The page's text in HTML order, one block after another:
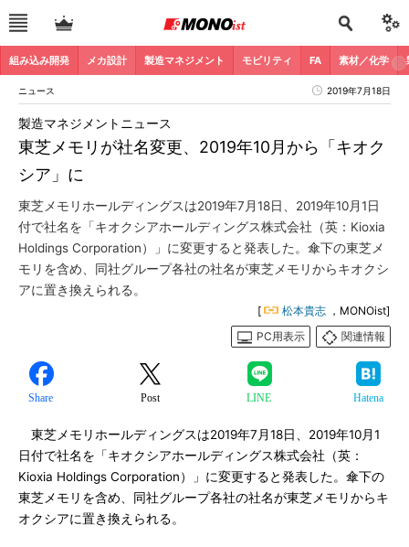
組み込み開発 メカ設計 製造マネジメント モビリティ FA 素材／化学
ニュース 2019年7月18日
東芝メモリが社名変更、2019年10月から「キオク
シア」に
製造マネジメントニュース
東芝メモリホールディングスは2019年7月18日、2019年10月1日
付で社名を「キオクシアホールディングス株式会社（英：Kioxia
Holdings Corporation）」に変更すると発表した。傘下の東芝メ
モリを含め、同社グループ各社の社名が東芝メモリからキオクシ
アに置き換えられる。
[ 松本貴志 ，MONOist]
PC用表示
関連情報
Share Post LINE Hatena
東芝メモリホールディングスは2019年7月18日、2019年10月1
日付で社名を「キオクシアホールディングス株式会社（英：
Kioxia Holdings Corporation）」に変更すると発表した。傘下の
東芝メモリを含め、同社グループ各社の社名が東芝メモリからキ
オクシアに置き換えられる。